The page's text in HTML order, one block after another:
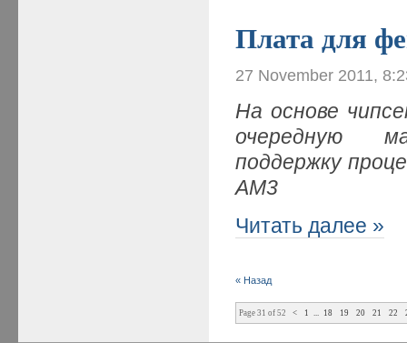
Плата для
27 November 2011,
На основе
очередную
поддержку
AM3
Читать далее »
« Назад
Page 31 of 52 < 1 18 19 20 21 22